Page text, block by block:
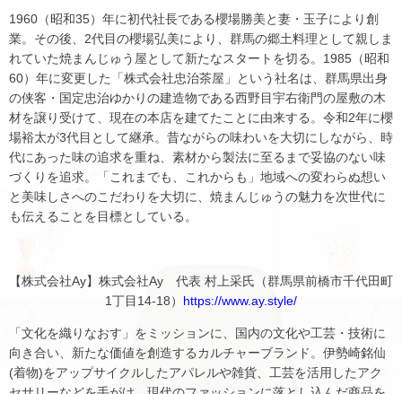
1960（昭和35）年に初代社長である櫻場勝美と妻・玉子により創
業。その後、2代目の櫻場弘美により、群馬の郷土料理として親しま
れていた焼まんじゅう屋として新たなスタートを切る。1985（昭和
60）年に変更した「株式会社忠治茶屋」という社名は、群馬県出身
の侠客・国定忠治ゆかりの建造物である西野目宇右衛門の屋敷の木
材を譲り受けて、現在の本店を建てたことに由来する。令和2年に櫻
場裕太が3代目として継承。昔ながらの味わいを大切にしながら、時
代にあった味の追求を重ね、素材から製法に至るまで妥協のない味
づくりを追求。「これまでも、これからも」地域への変わらぬ想い
と美味しさへのこだわりを大切に、焼まんじゅうの魅力を次世代に
も伝えることを目標としている。
【株式会社Ay】株式会社Ay 代表 村上采氏（群馬県前橋市千代田町
1丁目14-18） https://www.ay.style/
「文化を織りなおす」をミッションに、国内の文化や工芸・技術に
向き合い、新たな価値を創造するカルチャーブランド。伊勢崎銘仙
(着物)をアップサイクルしたアパレルや雑貨、工芸を活用したアク